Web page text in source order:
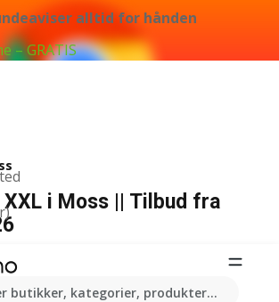
alltid for hånden
– GRATIS
butikker, kategorier, produkter...
XXL i Moss || Tilbud fra